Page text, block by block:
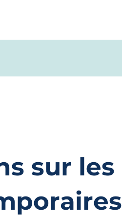
sur les